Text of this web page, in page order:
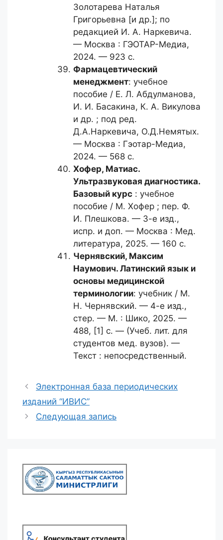
Золотарева Наталья
Григорьевна [и др.]; по
редакцией И. А. Наркевича.
— Москва : ГЭОТАР-Медиа,
2024. — 923 с.
Фармацевтический
менеджмент: учебное
пособие / Е. Л. Абдулманова,
И. И. Басакина, К. А. Викулова
и др. ; под ред.
Д.А.Наркевича, О.Д.Немятых.
— Москва : Гэотар-Медиа,
2024. — 568 с.
Хофер, Матиас.
Ультразвуковая диагностика.
Базовый курс : учебное
пособие / М. Хофер ; пер. Ф.
И. Плешкова. — 3-е изд.,
испр. и доп. — Москва : Мед.
литература, 2025. — 160 с.
Чернявский, Максим
Наумович. Латинский язык и
основы медицинской
терминологии: учебник / М.
Н. Чернявский. — 4-е изд.,
стер. — М. : Шико, 2025. —
488, [1] с. — (Учеб. лит. для
студентов мед. вузов). —
Текст : непосредственный.
Электронная база периодических
изданий “ИВИС”
Следующая запись